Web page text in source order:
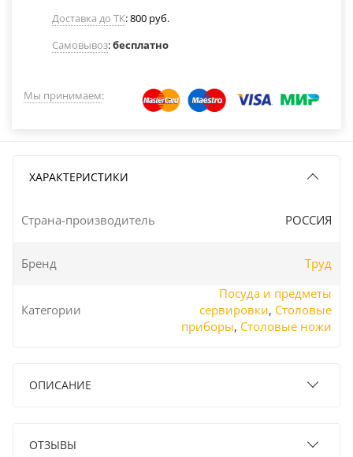
Доставка до ТК: 800 руб.
Самовывоз:бесплатно
Мы принимаем:
ХАРАКТЕРИСТИКИ
Страна-производитель РОССИЯ
Бренд Труд
Категории
Посуда и предметы
сервировки, Столовые
приборы, Столовые ножи
ОПИСАНИЕ
ОТЗЫВЫ